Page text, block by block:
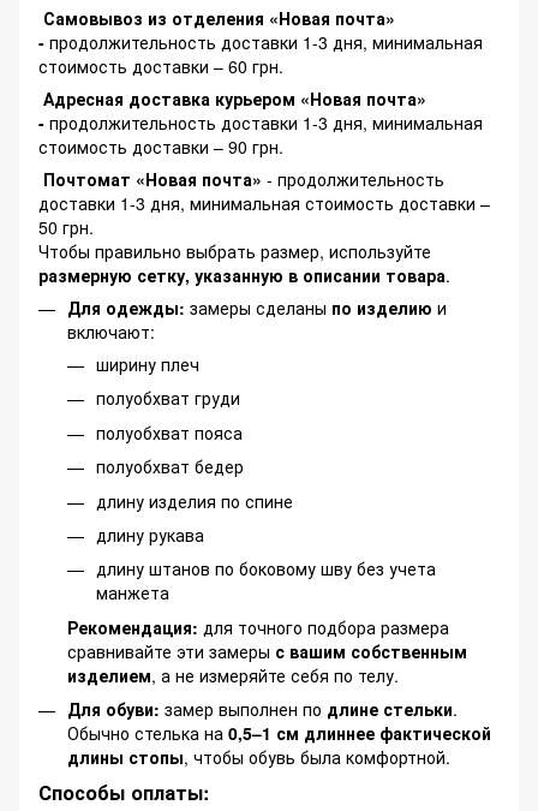
Самовывоз из отделения «Новая почта»
- продолжительность доставки 1-3 дня, минимальная
стоимость доставки – 60 грн.
Адресная доставка курьером «Новая почта»
- продолжительность доставки 1-3 дня, минимальная
стоимость доставки – 90 грн.
Почтомат «Новая почта» - продолжительность
доставки 1-3 дня, минимальная стоимость доставки –
50 грн.
Чтобы правильно выбрать размер, используйте
размерную сетку, указанную в описании товара.
Для одежды: замеры сделаны по изделию и
включают:
ширину плеч
полуобхват груди
полуобхват пояса
полуобхват бедер
длину изделия по спине
длину рукава
длину штанов по боковому шву без учета
манжета
Рекомендация: для точного подбора размера
сравнивайте эти замеры с вашим собственным
изделием, а не измеряйте себя по телу.
Для обуви: замер выполнен по длине стельки.
Обычно стелька на 0,5–1 см длиннее фактической
длины стопы, чтобы обувь была комфортной.
Способы оплаты: